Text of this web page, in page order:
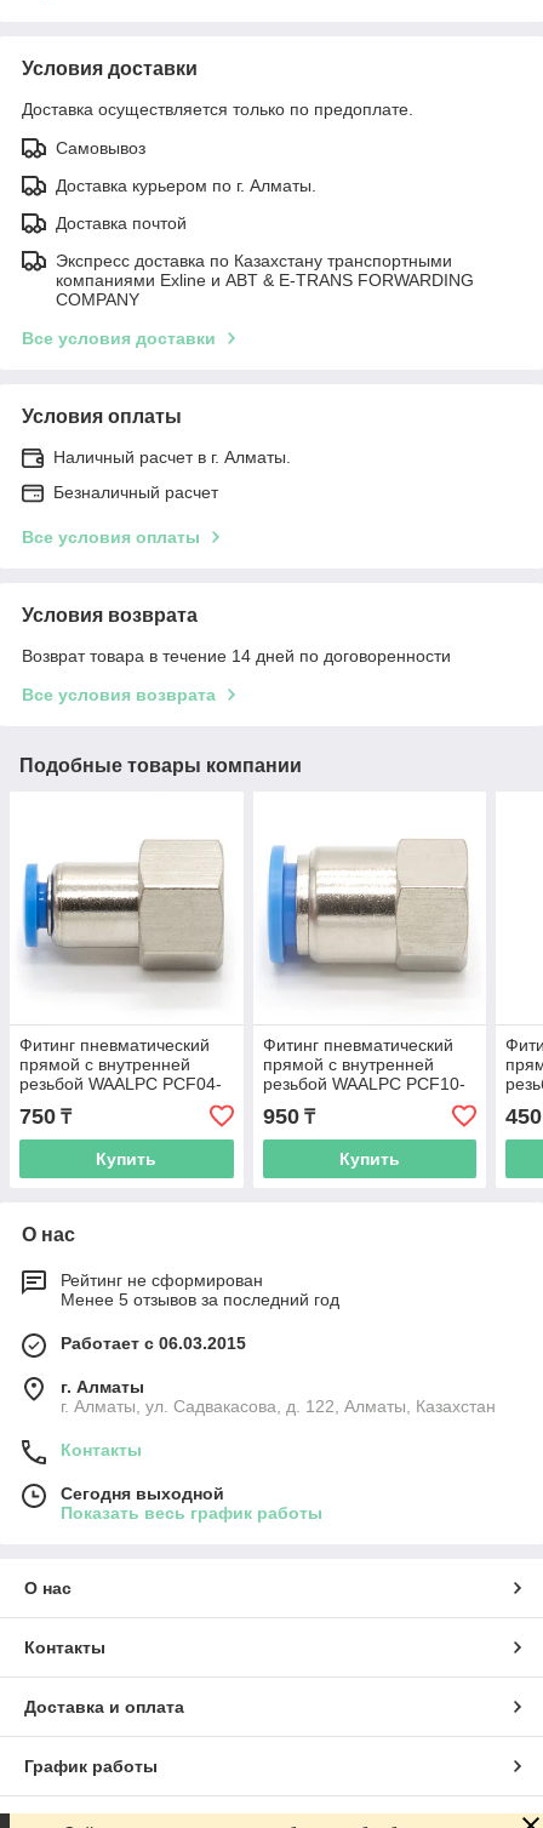
Условия доставки
Доставка осуществляется только по предоплате.
Самовывоз
Доставка курьером по г. Алматы.
Доставка почтой
Экспресс доставка по Казахстану транспортными
компаниями Exline и ABT & E-TRANS FORWARDING
COMPANY
Все условия доставки
Условия оплаты
Наличный расчет в г. Алматы.
Безналичный расчет
Все условия оплаты
Условия возврата
Возврат товара в течение 14 дней по договоренности
Все условия возврата
Подобные товары компании
Фитинг пневматический
прямой с внутренней
резьбой WAALPC PCF04-
02, 1/4"
750 ₸
Купить
Фитинг пневматический
прямой с внутренней
резьбой WAALPC PCF10-
01, 1/8"
950₸
Купить
450
О нас
Рейтинг не сформирован
Менее 5 отзывов за последний год
Работает с 06.03.2015
г. Алматы
г. Алматы, ул. Садвакасова, д. 122, Алматы, Казахстан
Контакты
Сегодня выходной
Показать весь график работы
О нас
Контакты
Доставка и оплата
График работы